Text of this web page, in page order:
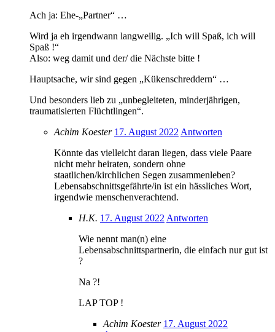
Ach ja: Ehe-„Partner“ …
Wird ja eh irgendwann langweilig. „Ich will Spaß, ich will
Spaß !“
Also: weg damit und der/ die Nächste bitte !
Hauptsache, wir sind gegen „Kükenschreddern“ …
Und besonders lieb zu „unbegleiteten, minderjährigen,
traumatisierten Flüchtlingen“.
Achim Koester 17. August 2022 Antworten
Könnte das vielleicht daran liegen, dass viele Paare
nicht mehr heiraten, sondern ohne
staatlichen/kirchlichen Segen zusammenleben?
Lebensabschnittsgefährte/in ist ein hässliches Wort,
irgendwie menschenverachtend.
H.K. 17. August 2022 Antworten
Wie nennt man(n) eine
Lebensabschnittspartnerin, die einfach nur gut ist
?
Na ?!
LAP TOP !
Achim Koester 17. August 2022